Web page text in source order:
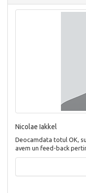
Nicolae Iakkel
Deocamdata totul OK,
avem un feed-back